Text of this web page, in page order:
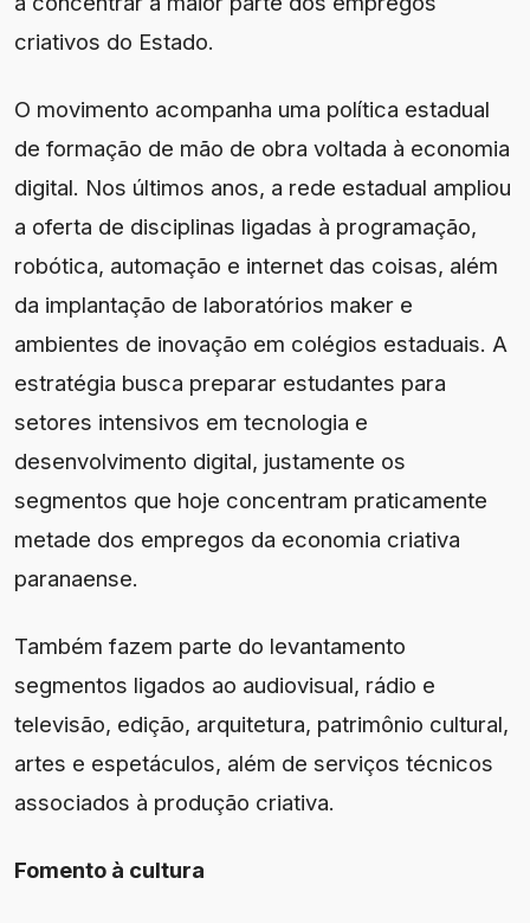
criativos do Estado.
O movimento acompanha uma política estadual
de formação de mão de obra voltada à economia
digital. Nos últimos anos, a rede estadual ampliou
a oferta de disciplinas ligadas à programação,
robótica, automação e internet das coisas, além
da implantação de laboratórios maker e
ambientes de inovação em colégios estaduais. A
estratégia busca preparar estudantes para
setores intensivos em tecnologia e
desenvolvimento digital, justamente os
segmentos que hoje concentram praticamente
metade dos empregos da economia criativa
paranaense.
Também fazem parte do levantamento
segmentos ligados ao audiovisual, rádio e
televisão, edição, arquitetura, patrimônio cultural,
artes e espetáculos, além de serviços técnicos
associados à produção criativa.
Fomento à cultura